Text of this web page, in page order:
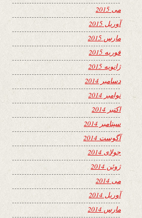
می 2015
آوریل 2015
مارس 2015
فوریه 2015
ژانویه 2015
دسامبر 2014
نوامبر 2014
اکتبر 2014
سپتامبر 2014
آگوست 2014
جولای 2014
ژوئن 2014
می 2014
آوریل 2014
مارس 2014